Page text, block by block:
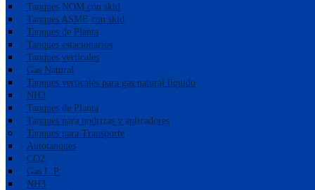
Tanques NOM con skid
Tanques ASME con skid
Tanques de Planta
Tanques estacionarios
Tanques verticales
Gas Natural
Tanques verticales para gas natural líquido
NH3
Tanques de Planta
Tanques para nodrizas y aplicadores
Tanques para Transporte
Autotanques
CO2
Gas L.P.
NH3